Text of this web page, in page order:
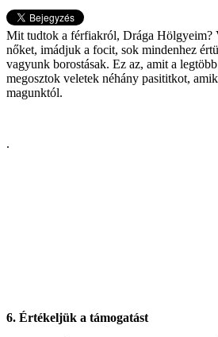
Mit tudtok a férfiakról, Drága Hölgyeim?
nőket, imádjuk a focit, sok mindenhez
vagyunk borostásak. Ez az, amit a
megosztok veletek néhány pasititkot,
magunktól.
.
6. Értékeljük a támogatást